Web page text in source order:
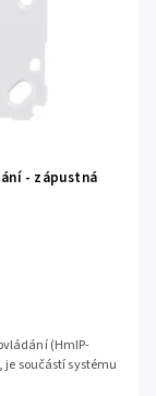
- zápustná
(HmIP-
je součástí systému